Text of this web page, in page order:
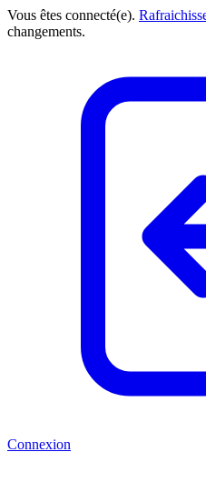
Vous êtes connecté(e).
changements.
Connexion